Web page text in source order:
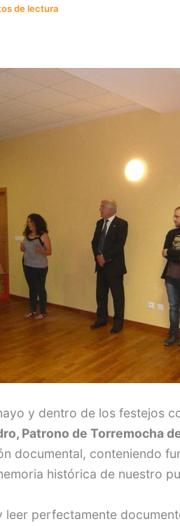
de lectura
y dentro de los festejos
Patrono de Torremocha
documental, conteniendo
histórica de nuestro
leer perfectamente